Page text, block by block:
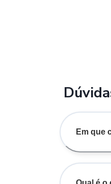
Em que